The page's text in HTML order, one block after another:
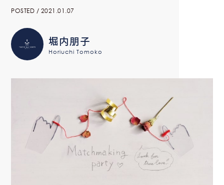
POSTED / 2021.01.07
堀内朋子
Horiuchi Tomoko